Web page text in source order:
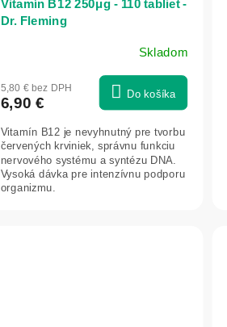
Vitamín B12 250μg - 110 tabliet -
Dr. Fleming
Skladom
5,80 € bez DPH
6,90 € Do košíka
Vitamín B12 je nevyhnutný pre tvorbu
červených krviniek, správnu funkciu
nervového systému a syntézu DNA.
Vysoká dávka pre intenzívnu podporu
organizmu.